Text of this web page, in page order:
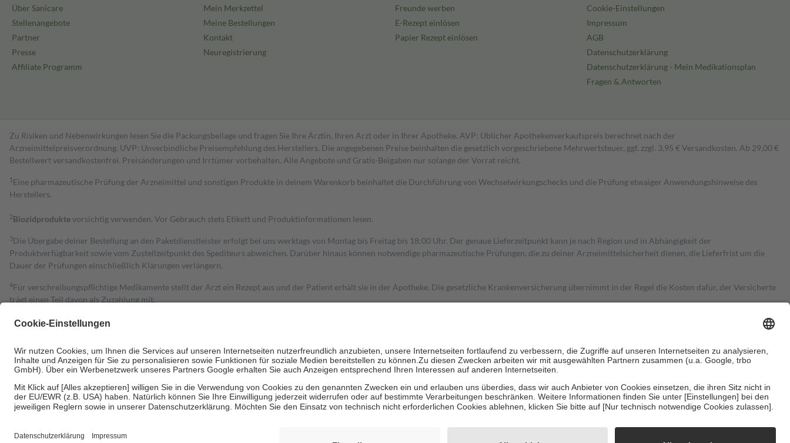
Über Sanicare
Stellenangebote
Partner
Presse
Affiliate Programm
Mein Merkzettel
Meine Bestellungen
Kontakt
Neuregistrierung
Freunde werben
E-Rezept einlösen
Papier Rezept einlösen
Cookie-Einstellungen
Impressum
AGB
Datenschutzerklärung
Datenschutzerklärung - Mein Medikationsplan
Fragen & Antworten
Zu Risiken und Nebenwirkungen lesen Sie die Packungsbeilage und fragen Sie Ihre Ärztin, Ihren Arzt oder in Ihrer Apotheke. AVP: Üblicher Apothekenverkaufspreis berechnet nach der
Arzneimittelpreisverordnung. UVP: Unverbindliche Preisempfehlung des Herstellers. Die angegebenen Preise beinhalten die gesetzlich vorgeschriebene Mehrwertsteuer, ggf. zzgl. 3,95 € Versandkosten. Ab 29,00 €
Bestell­wert versand­kosten­frei. Preisänderungen und Irrtümer vorbehalten. Alle Angebote und Gratis-Beigaben nur solange der Vorrat reicht.
1 Eine pharmazeutische Prüfung der Arzneimittel und sonstigen Produkte in deinem Warenkorb beinhaltet die Durchführung von Wechselwirkungschecks und die Prüfung etwaiger Anwendungshinweise des
Herstellers.
2Biozidproduktevorsichtig verwenden. Vor Gebrauch stets Etikett und Produktinformationen lesen.
3Die Übergabe deiner Bestellung an den Paketdienstleister erfolgt bei uns werktags von Montag bis Freitag bis 18:00 Uhr. Der genaue Lieferzeitpunkt kann je nach Region und in Abhängigkeit der
Produktverfügbarkeit sowie vom Zustellzeitpunkt des Spediteurs abweichen. Darüber hinaus können notwendige pharmazeutische Prüfungen, die zu deiner Arzneimittelsicherheit dienen, die Lieferfrist um die
Dauer der Prüfungen einschließlich Klärungen verlängern.
4Für verschreibungspflichtige Medikamente stellt der Arzt ein Rezept aus und der Patient erhält sie in der Apotheke. Die gesetzliche Krankenversicherung übernimmt in der Regel die Kosten dafür, der Versicherte
trägt einen Teil davon als Zuzahlung mit.
zu entrichten.
Bei Heilmitteln und häuslicher Krankenpflege beträgt die Zuzahlung zehn Prozent der Kosten sowie zehn Euro je Verordnung.
Um das Engagement der Versicherten für ihre eigene Gesundheit zu stärken und die besondere Stellung der Familie zu unterstützen, fallenkeine Zuzahlungenan bei:
• Kindern und Jugendlichen bis zum vollendeten 18. Lebensjahr mit Ausnahme der Fahrkosten
• Untersuchungen zur Vorsorge und Früherkennung, die von der GKV getragen werden
• empfohlenen Schutzimpfungen
• Harn- und Blutteststreifen
Wir nutzen Trusted Shops als unabhängigen Dienstleister für die Einholung von Bewertungen. Trusted Shops hat Maßnahmen getroffen, um sicherzustellen, dass es sich um echte Bewertungen handelt. Mehr